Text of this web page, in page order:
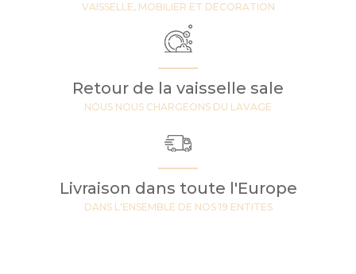
VAISSELLE, MOBILIER ET DECORATION
Retour de la vaisselle sale
NOUS NOUS CHARGEONS DU LAVAGE
Livraison dans toute l'Europe
DANS L'ENSEMBLE DE NOS 19 ENTITES